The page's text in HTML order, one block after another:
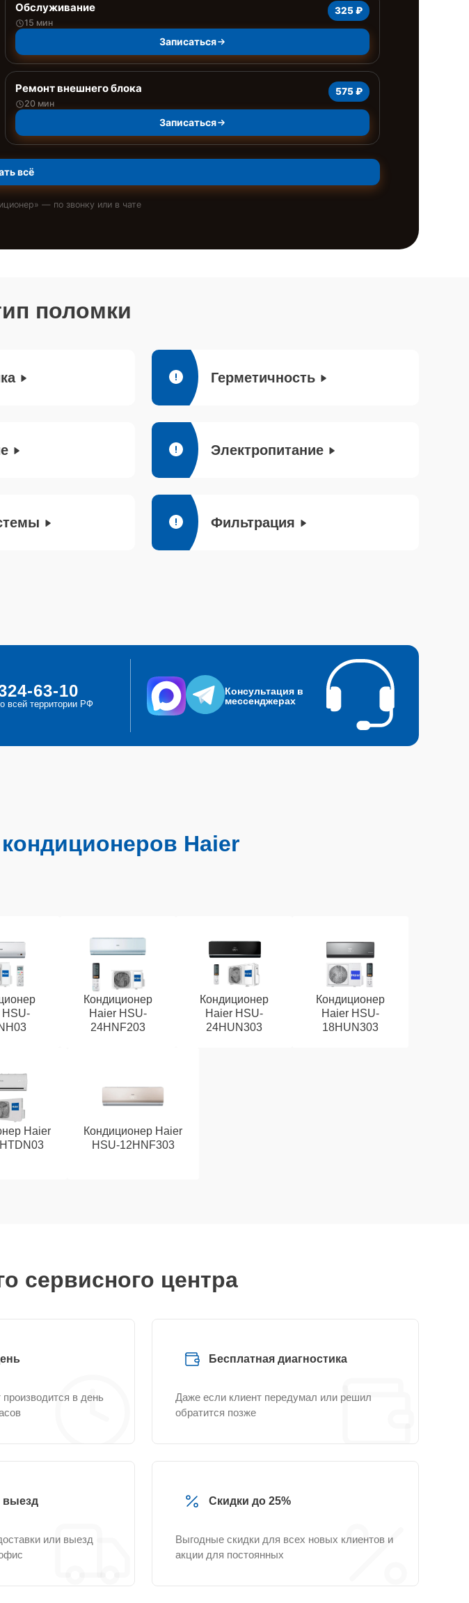
Обслуживание
15 мин
325 ₽
Записаться
Ремонт внешнего блока
20 мин
575 ₽
Записаться
всё
» — по звонку или в чате
поломки
Герметичность
Электропитание
Фильтрация
63-10
всей территории РФ
Консультация в
мессенджерах
кондиционеров Haier
HSU-
Кондиционер
Haier HSU-
24HNF203
Кондиционер
Haier HSU-
24HUN303
Кондиционер
Haier HSU-
18HUN303
Haier
Кондиционер Haier
HSU-12HNF303
сервисного центра
в день
Бесплатная диагностика
Даже если клиент передумал или решил
обратится позже
выезд
или выезд
Скидки до 25%
Выгодные скидки для всех новых клиентов и
акции для постоянных